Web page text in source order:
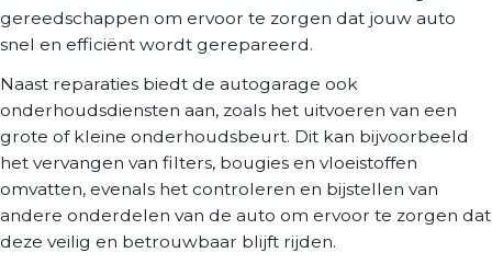
gereedschappen om ervoor te zorgen dat jouw auto
snel en efficiënt wordt gerepareerd.
Naast reparaties biedt de autogarage ook
onderhoudsdiensten aan, zoals het uitvoeren van een
grote of kleine onderhoudsbeurt. Dit kan bijvoorbeeld
het vervangen van filters, bougies en vloeistoffen
omvatten, evenals het controleren en bijstellen van
andere onderdelen van de auto om ervoor te zorgen dat
deze veilig en betrouwbaar blijft rijden.